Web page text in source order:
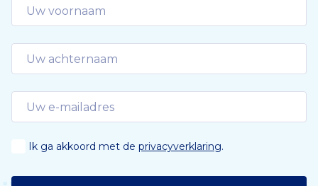
Ik ga akkoord met de privacyverklaring.